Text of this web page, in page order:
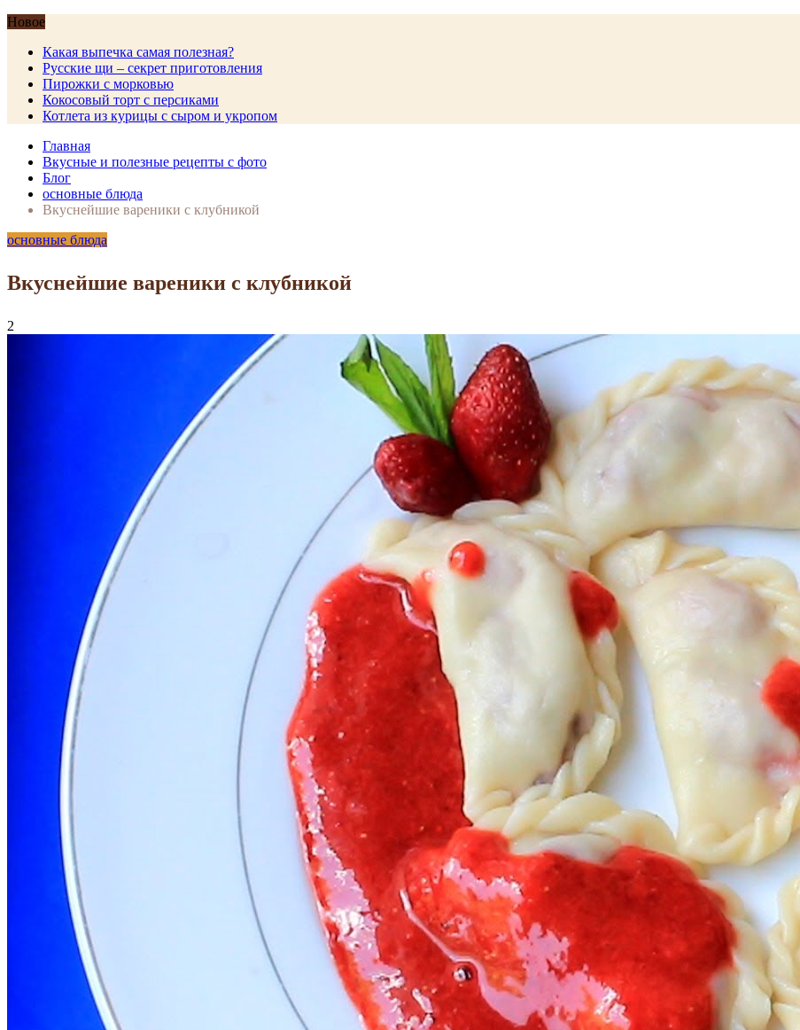
Новое
Какая выпечка самая полезная?
Русские щи – секрет приготовления
Пирожки с морковью
Кокосовый торт с персиками
Котлета из курицы с сыром и укропом
Главная
Вкусные и полезные рецепты с фото
Блог
основные блюда
Вкуснейшие вареники с клубникой
основные блюда
Вкуснейшие вареники с клубникой
2